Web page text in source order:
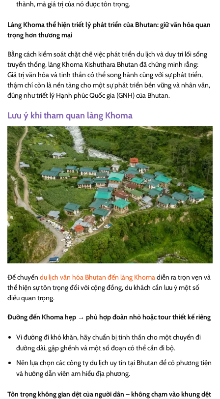
thành, mà giá trị của nó được tôn trọng.
Làng Khoma thể hiện triết lý phát triển của Bhutan: giữ văn hóa quan
trọng hơn thương mại
Bằng cách kiểm soát chặt chẽ việc phát triển du lịch và duy trì lối sống
truyền thống, làng Khoma Kishuthara Bhutan đã chứng minh rằng:
Giá trị văn hóa và tinh thần có thể song hành cùng với sự phát triển,
thậm chí còn là nền tảng cho một sự phát triển bền vững và nhân văn,
đúng như triết lý Hạnh phúc Quốc gia (GNH) của Bhutan.
Lưu ý khi tham quan làng Khoma
Để chuyến du lịch văn hóa Bhutan đến làng Khomadiễn ra trọn vẹn và
thể hiện sự tôn trọng đối với cộng đồng, du khách cần lưu ý một số
điều quan trọng.
Đường đến Khoma hẹp → phù hợp đoàn nhỏ hoặc tour thiết kế riêng
Vì đường đi khó khăn, hãy chuẩn bị tinh thần cho một chuyến đi
đường dài, gập ghềnh và một số đoạn có thể cần đi bộ.
Nên lựa chọn các công ty du lịch uy tín tại Bhutan để có phương tiện
và hướng dẫn viên am hiểu địa phương.
Tôn trọng không gian dệt của người dân – không chạm vào khung dệt